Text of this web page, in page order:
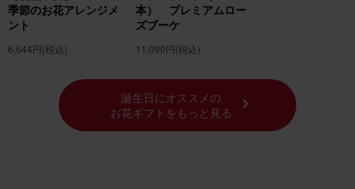
季節のお花アレンジメ
ント
6,644円(税込)
本） プレミアムロー
ズブーケ
11,090円(税込)
誕生日にオススメの
お花ギフトをもっと見る